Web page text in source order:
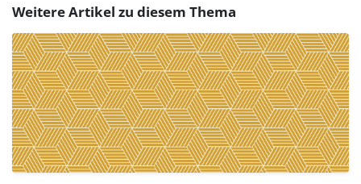
Weitere Artikel zu diesem Thema